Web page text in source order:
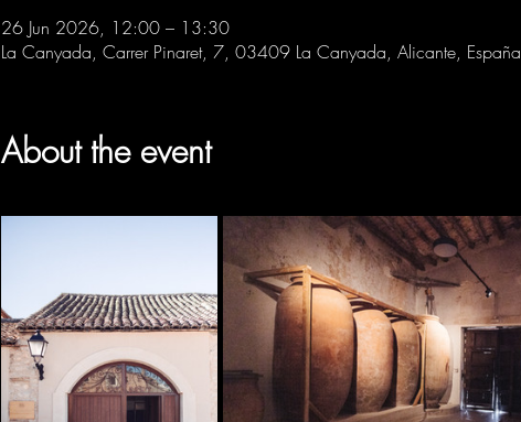
26 Jun 2026, 12:00 – 13:30
La Canyada, Carrer Pinaret, 7, 03409 La Canyada, Alicante, España
About the event